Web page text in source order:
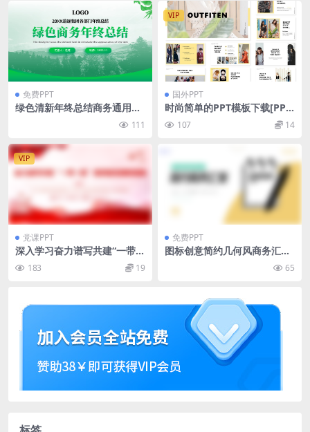
免费PPT
绿色清新年终总结商务通用pp
111
VIP
国外PPT
时尚简单的PPT模板下载[PPT
X] 107 14
VIP
党课PPT
深入学习奋力谱写共建“一带一
路”高质量发展新篇章PPT模板
183 19
免费PPT
图标创意简约几何风商务汇报
65